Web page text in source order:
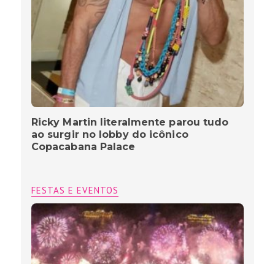
Ricky Martin literalmente parou tudo
ao surgir no lobby do icônico
Copacabana Palace
FESTAS E EVENTOS